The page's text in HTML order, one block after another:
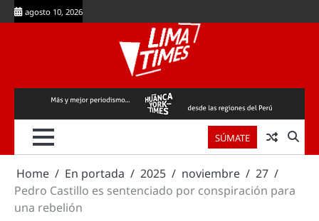
Skip
to
agosto 10, 2026
SÚMATE
Home En portada 2025 noviembre
27
Pedro Castillo es sentenciado por conspiración para
una rebelión